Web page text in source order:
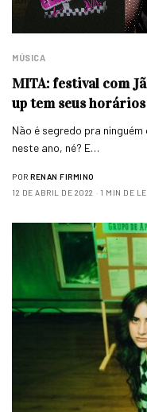
MÚSICA
MITA: festival com
up tem seus
Não é segredo pra
neste ano, né? E…
POR RENAN FIRMINO
12 DE ABRIL DE 2022
1 MIN DE